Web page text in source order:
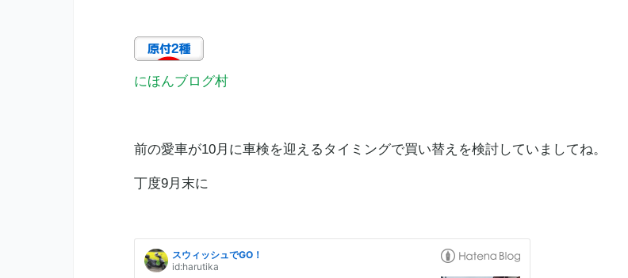
にほんブログ村
前の愛車が10月に車検を迎えるタイミングで買い替えを検討していましてね。
丁度9月末に